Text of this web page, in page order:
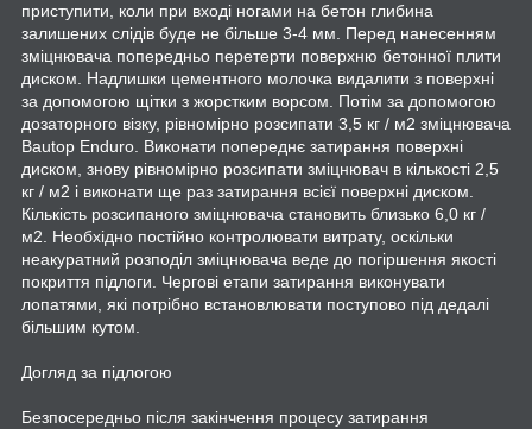
приступити, коли при вході ногами на бетон глибина
залишених слідів буде не більше 3-4 мм. Перед нанесенням
зміцнювача попередньо перетерти поверхню бетонної плити
диском. Надлишки цементного молочка видалити з поверхні
за допомогою щітки з жорстким ворсом. Потім за допомогою
дозаторного візку, рівномірно розсипати 3,5 кг / м2 зміцнювача
Bautop Enduro. Виконати попереднє затирання поверхні
диском, знову рівномірно розсипати зміцнювач в кількості 2,5
кг / м2 і виконати ще раз затирання всієї поверхні диском.
Кількість розсипаного зміцнювача становить близько 6,0 кг /
м2. Необхідно постійно контролювати витрату, оскільки
неакуратний розподіл зміцнювача веде до погіршення якості
покриття підлоги. Чергові етапи затирання виконувати
лопатями, які потрібно встановлювати поступово під дедалі
більшим кутом.
Догляд за підлогою
Безпосередньо після закінчення процесу затирання